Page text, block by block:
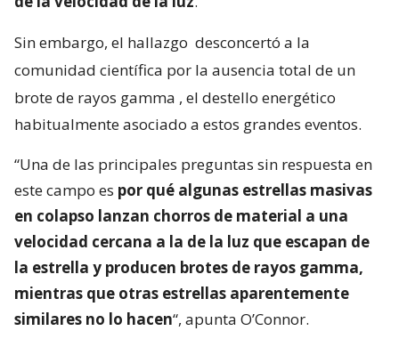
Sin embargo, el hallazgo desconcertó a la
comunidad científica por la ausencia total de un
brote de rayos gamma , el destello energético
habitualmente asociado a estos grandes eventos.
“Una de las principales preguntas sin respuesta en
este campo es por qué algunas estrellas masivas
en colapso lanzan chorros de material a una
velocidad cercana a la de la luz que escapan de
la estrella y producen brotes de rayos gamma,
mientras que otras estrellas aparentemente
similares no lo hacen“, apunta O’Connor.